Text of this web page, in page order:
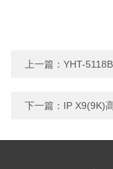
上一篇： YHT-
下一篇： IP X9(9K)